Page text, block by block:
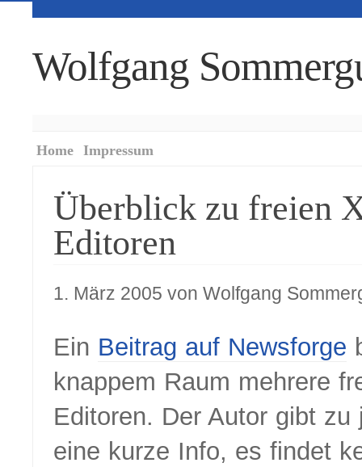
Wolfgang
Home Impressum
Überblick zu freien
Editoren
1. März 2005 von Wolfgang
Ein Beitrag auf Newsforge
knappem Raum mehrere
Editoren. Der Autor gibt zu
eine kurze Info, es findet